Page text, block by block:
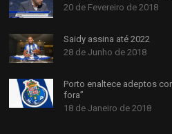
20 de Fevereiro de 2018
Saidy assina até 2022
28 de Junho de 2018
Porto enaltece adeptos
fora”
18 de Janeiro de 2018